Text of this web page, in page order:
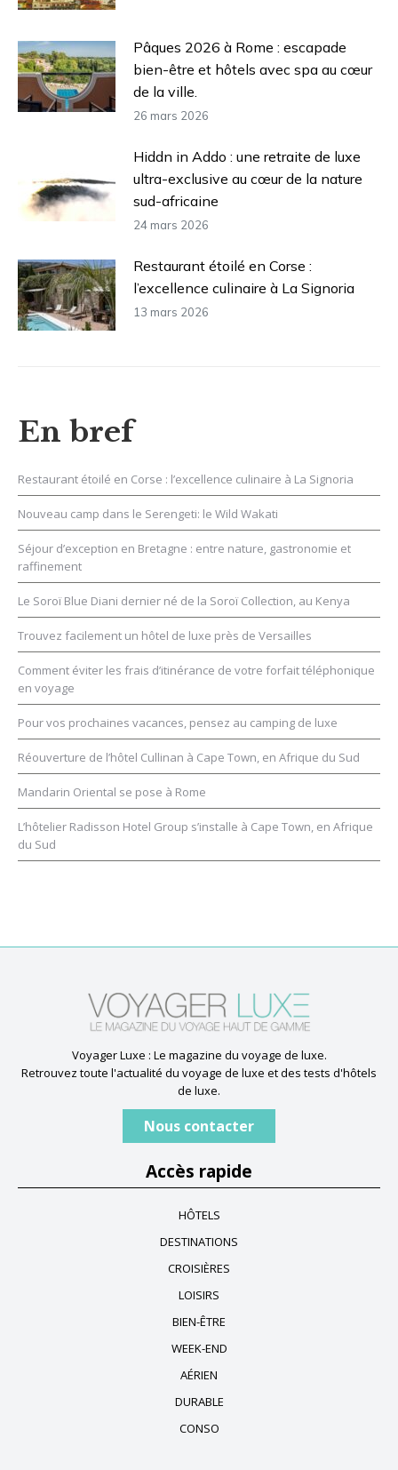
Pâques 2026 à Rome : escapade
bien-être et hôtels avec spa au cœur
de la ville.
26 mars 2026
Hiddn in Addo : une retraite de luxe
ultra-exclusive au cœur de la nature
sud-africaine
24 mars 2026
Restaurant étoilé en Corse :
l’excellence culinaire à La Signoria
13 mars 2026
En bref
Restaurant étoilé en Corse : l’excellence culinaire à La Signoria
Nouveau camp dans le Serengeti: le Wild Wakati
Séjour d’exception en Bretagne : entre nature, gastronomie et
raffinement
Le Soroï Blue Diani dernier né de la Soroï Collection, au Kenya
Trouvez facilement un hôtel de luxe près de Versailles
Comment éviter les frais d’itinérance de votre forfait téléphonique
en voyage
Pour vos prochaines vacances, pensez au camping de luxe
Réouverture de l’hôtel Cullinan à Cape Town, en Afrique du Sud
Mandarin Oriental se pose à Rome
L’hôtelier Radisson Hotel Group s’installe à Cape Town, en Afrique
du Sud
Voyager Luxe : Le magazine du voyage de luxe.
Retrouvez toute l'actualité du voyage de luxe et des tests d'hôtels
de luxe.
Nous contacter
Accès rapide
HÔTELS
DESTINATIONS
CROISIÈRES
LOISIRS
BIEN-ÊTRE
WEEK-END
AÉRIEN
DURABLE
CONSO